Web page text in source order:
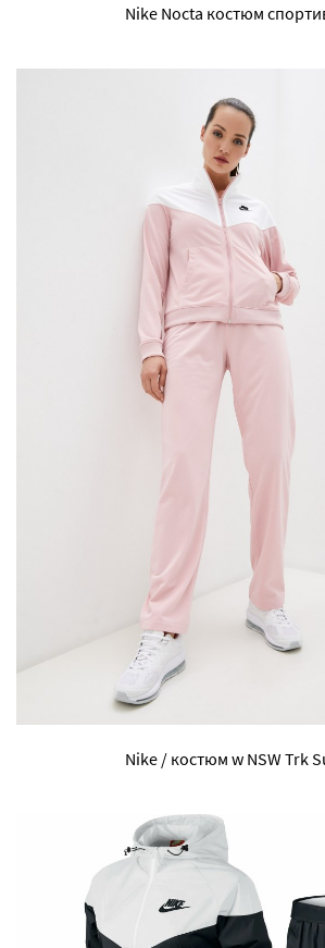
Nike Nocta костюм
Nike / костюм w NSW Trk